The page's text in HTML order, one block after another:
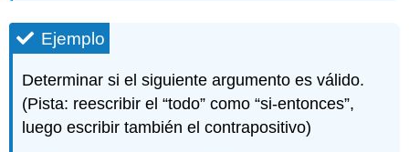
Ejemplo
Determinar si el siguiente argumento es válido.
(Pista: reescribir el “todo” como “si-entonces”,
luego escribir también el contrapositivo)